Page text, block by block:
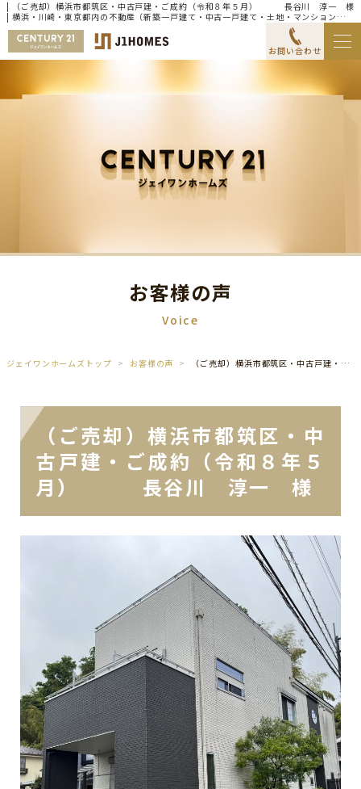
| （ご売却）横浜市都筑区・中古戸建・ご成約（令和８年５月） 長谷川 淳一 様
| 横浜・川崎・東京都内の不動産（新築一戸建て・中古一戸建て・土地・マンション）な
らセンチュリー21ジェイワンホームズ
お問い合わせ
お客様の声
Voice
ジェイワンホームズトップ お客様の声 （ご売却）横浜市都筑区・中古戸建・ご成約（令和８年５月） 長谷川 淳一 様
（ご売却）横浜市都筑区・中
古戸建・ご成約（令和８年５
月） 長谷川 淳一 様